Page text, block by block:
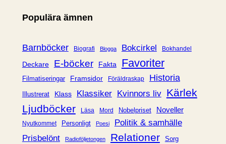
g
r
i
Populära ämnen
Barnböcker Biografi Blogga Bokcirkel Bokhandel
Deckare E-böcker Fakta Favoriter
Filmatiseringar Framsidor Föräldraskap Historia
Illustrerat Klass Klassiker Kvinnors liv Kärlek
Ljudböcker
Läsa Mord Nobelpriset Noveller
Nyutkommet Personligt Poesi
Politik & samhälle
Prisbelönt
Radioföljetongen Relationer Sorg